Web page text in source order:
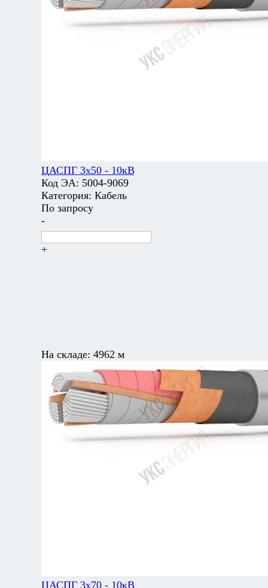
ЦАСПГ 3х50 - 10кВ
Код ЭА: 5004-9069
Категория: Кабель
По запросу
-
+
На складе: 4962 м
ЦАСПГ 3х70 - 10кВ